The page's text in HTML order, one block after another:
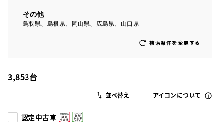
その他
鳥取県、島根県、岡山県、広島県、山口県
検索条件を変更する
3,853台
アイコンについて
認定中古車